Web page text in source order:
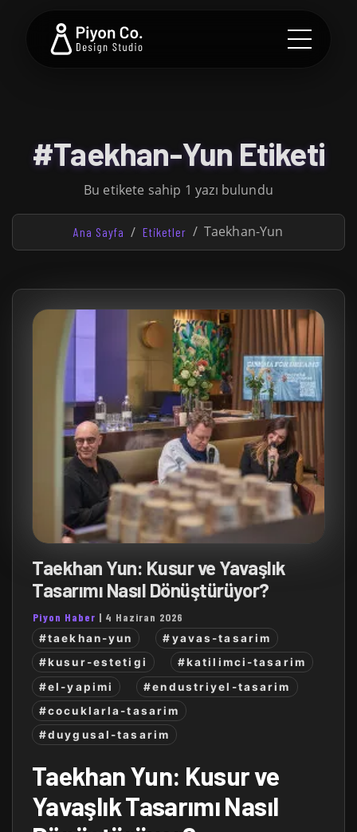
#Taekhan-Yun Etiketi
Bu etikete sahip 1 yazı bulundu
Ana Sayfa Etiketler Taekhan-Yun
Taekhan Yun: Kusur ve Yavaşlık
Tasarımı Nasıl Dönüştürüyor?
Piyon Haber | 4 Haziran 2026
#taekhan-yun
#yavas-tasarim
#kusur-estetigi
#katilimci-tasarim
#el-yapimi
#endustriyel-tasarim
#cocuklarla-tasarim
#duygusal-tasarim
Taekhan Yun: Kusur ve
Yavaşlık Tasarımı Nasıl